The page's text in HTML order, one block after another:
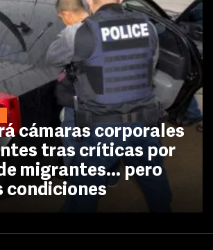
cámaras corporales
tras críticas por
migrantes... pero
condiciones